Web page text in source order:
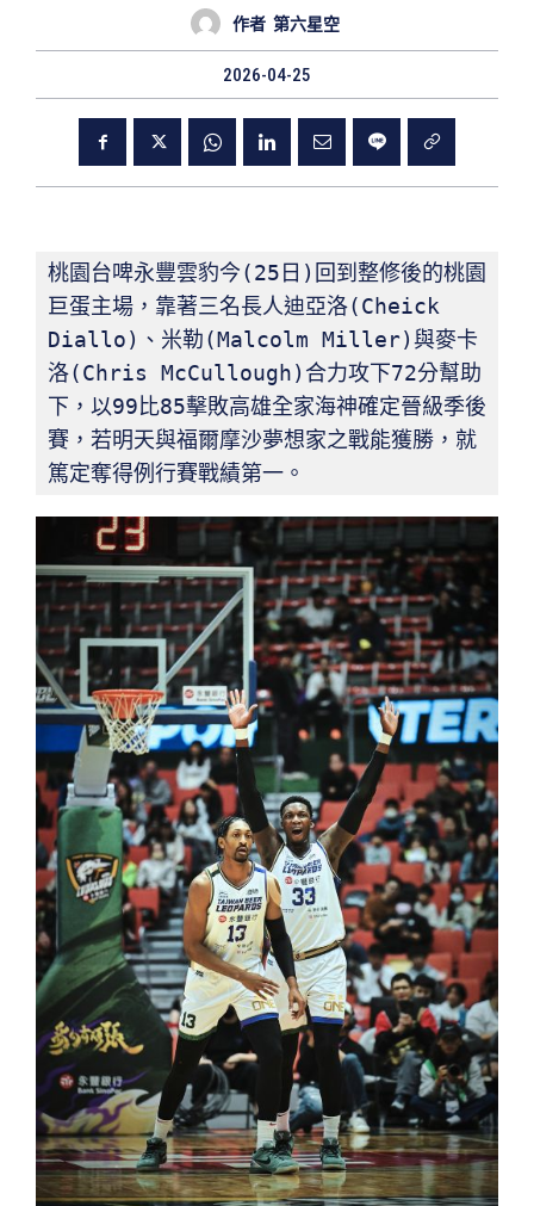
作者 第六星空
2026-04-25
桃園台啤永豐雲豹今(25日)回到整修後的桃園
巨蛋主場，靠著三名長人迪亞洛(Cheick
Diallo)、米勒(Malcolm Miller)與麥卡
洛(Chris McCullough)合力攻下72分幫助
下，以99比85擊敗高雄全家海神確定晉級季後
賽，若明天與福爾摩沙夢想家之戰能獲勝，就
篤定奪得例行賽戰績第一。